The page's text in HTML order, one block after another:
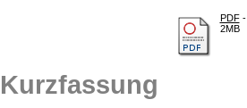
PDF-
2MB
Kurzfassung